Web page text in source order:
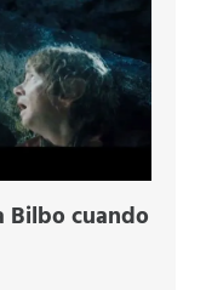
Bilbo cuando